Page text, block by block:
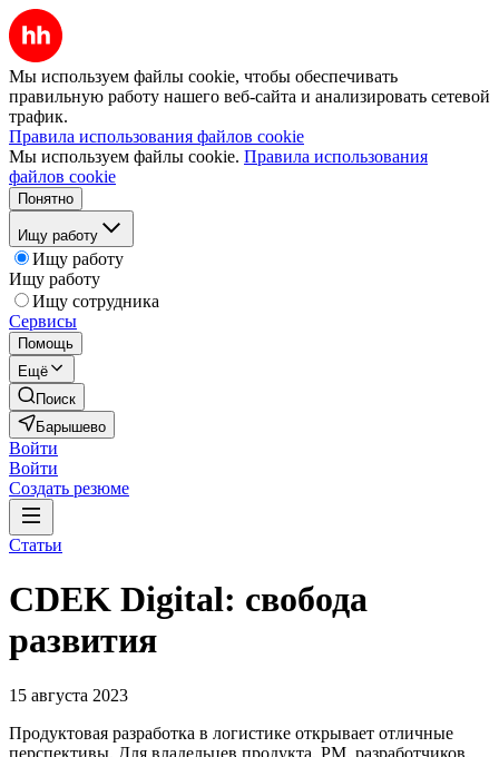
Мы используем файлы cookie, чтобы обеспечивать
правильную работу нашего веб-сайта и анализировать сетевой
трафик.
Правила использования файлов cookie
Мы используем файлы cookie. Правила использования
файлов cookie
Понятно
Ищу работу
Ищу работу
Ищу работу
Ищу сотрудника
Сервисы
Помощь
Ещё
Поиск
Барышево
Войти
Войти
Создать резюме
Статьи
CDEK Digital: свобода
развития
15 августа 2023
Продуктовая разработка в логистике открывает отличные
перспективы. Для владельцев продукта, PM, разработчиков,